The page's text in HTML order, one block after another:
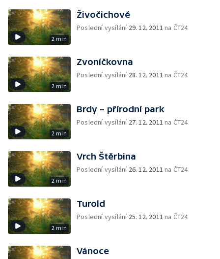
2 min
Živočichové
Poslední vysílání 29. 12. 2011 na ČT24
2 min
Zvoníčkovna
Poslední vysílání 28. 12. 2011 na ČT24
2 min
Brdy – přírodní park
Poslední vysílání 27. 12. 2011 na ČT24
2 min
Vrch Štěrbina
Poslední vysílání 26. 12. 2011 na ČT24
2 min
Turold
Poslední vysílání 25. 12. 2011 na ČT24
Vánoce